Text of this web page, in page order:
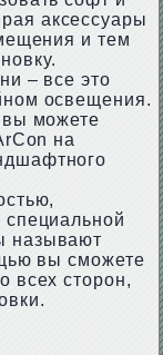
аксессуары
и тем
– все это
освещения.
вы можете
на
специальной
называют
вы сможете
всех сторон,